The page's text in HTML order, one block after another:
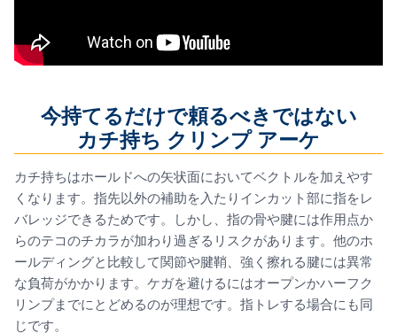
今持てるだけで頼るべきではない
カチ持ち クリンプ アーケ
カチ持ちはホールドへの矢状面においてベクトルを加えやす
くなります。指先以外の補助を入たりインカット部に指をレ
バレッジできるためです。しかし、指の骨や腱には作用点か
らのテコのチカラが加わり過ぎるリスクがあります。他のホ
ールディングと比較して関節や腱鞘、強く擦れる腱には異常
な負荷がかかります。ケガを避けるにはオープンかハーフク
リンプまでにとどめるのが理想です。指トレする場合にも同
じです。